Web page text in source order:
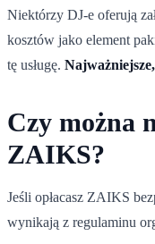
Niektórzy DJ-e oferują
kosztów jako element
tę usługę.
Czy można
ZAIKS?
Jeśli opłacasz ZAIKS
wynikają z regulaminu